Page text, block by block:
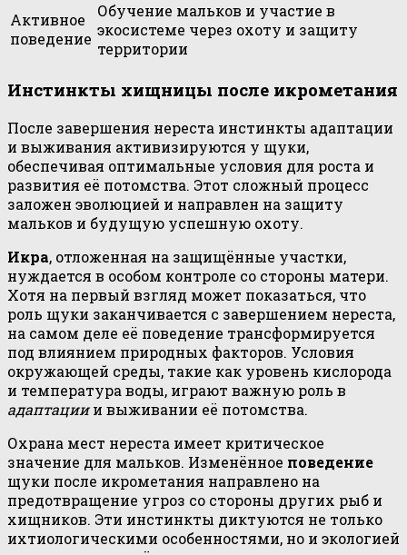
Активное
поведение
Обучение мальков и участие в
экосистеме через охоту и защиту
территории
Инстинкты хищницы после икрометания
После завершения нереста инстинкты адаптации
и выживания активизируются у щуки,
обеспечивая оптимальные условия для роста и
развития её потомства. Этот сложный процесс
заложен эволюцией и направлен на защиту
мальков и будущую успешную охоту.
Икра, отложенная на защищённые участки,
нуждается в особом контроле со стороны матери.
Хотя на первый взгляд может показаться, что
роль щуки заканчивается с завершением нереста,
на самом деле её поведение трансформируется
под влиянием природных факторов. Условия
окружающей среды, такие как уровень кислорода
и температура воды, играют важную роль в
адаптациии выживании её потомства.
Охрана мест нереста имеет критическое
значение для мальков. Изменённое поведение
щуки после икрометания направлено на
предотвращение угроз со стороны других рыб и
хищников. Эти инстинкты диктуются не только
ихтиологическими особенностями, но и экологией